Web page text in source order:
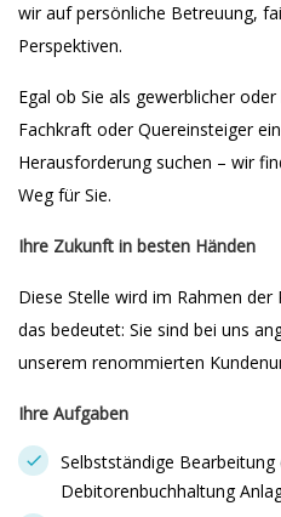
wir auf persönliche Betreuung,
Perspektiven.
Egal ob Sie als gewerblicher
Fachkraft oder Quereinsteiger
Herausforderung suchen – wir
Weg für Sie.
Ihre Zukunft in besten Händen
Diese Stelle wird im Rahmen
das bedeutet: Sie sind bei uns
unserem renommierten
Ihre Aufgaben
Selbstständige
Debitorenbuchhaltung